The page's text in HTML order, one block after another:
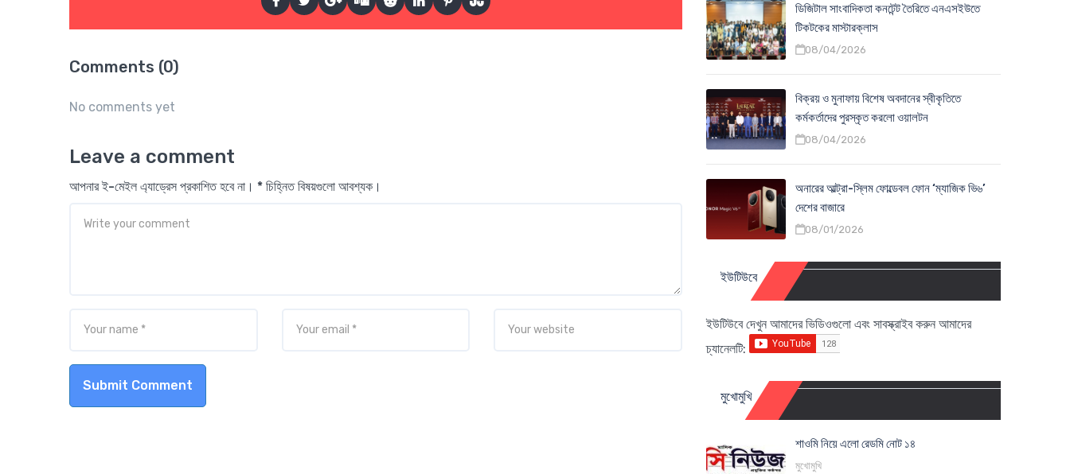
Comments (0)
No comments yet
Leave a comment
আপনার ই-মেইল এ্যাড্রেস প্রকাশিত হবে না। * চিহ্নিত বিষয়গুলো আবশ্যক।
Submit Comment
ডিজিটাল সাংবাদিকতা কনটেন্ট তৈরিতে এনএসইউতে
টিকটকের মাস্টারক্লাস
08/04/2026
বিক্রয় ও মুনাফায় বিশেষ অবদানের স্বীকৃতিতে
কর্মকর্তাদের পুরস্কৃত করলো ওয়ালটন
08/04/2026
অনারের আল্ট্রা-স্লিম ফোল্ডেবল ফোন ‘ম্যাজিক ভি৬’
দেশের বাজারে
08/01/2026
ইউটিউবে
ইউটিউবে দেখুন আমাদের ভিডিওগুলো এবং সাবস্ক্রাইব করুন আমাদের
চ্যানেলটি:
মুখোমুখি
শাওমি নিয়ে এলো রেডমি নোট ১৪
মুখোমুখি